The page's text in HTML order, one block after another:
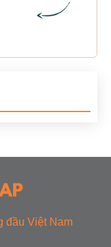
đầu Việt Nam